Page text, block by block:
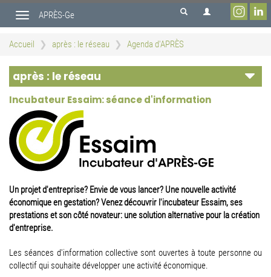
contenu
Toggle
navigation
APRÈS-Ge
Accueil après : le réseau Agenda d'APRÈS
après : le réseau
Incubateur Essaim: séance d'information
Un projet d'entreprise? Envie de vous lancer? Une nouvelle activité
économique en gestation? Venez découvrir l'incubateur Essaim, ses
prestations et son côté novateur: une solution alternative pour la création
d'entreprise.
Les séances d'information collective sont ouvertes à toute personne ou
collectif qui souhaite développer une activité économique.